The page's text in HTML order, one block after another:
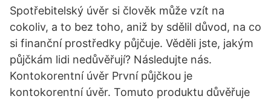
Spotřebitelský úvěr si člověk může vzít na
cokoliv, a to bez toho, aniž by sdělil důvod, na co
si finanční prostředky půjčuje. Věděli jste, jakým
půjčkám lidi nedůvěřují? Následujte nás.
Kontokorentní úvěr První půjčkou je
kontokorentní úvěr. Tomuto produktu důvěřuje